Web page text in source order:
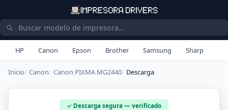
HP Canon Epson Brother Samsung Sharp
Inicio Canon Canon PIXMA MG2440 Descarga
✓ Descarga segura — verificado